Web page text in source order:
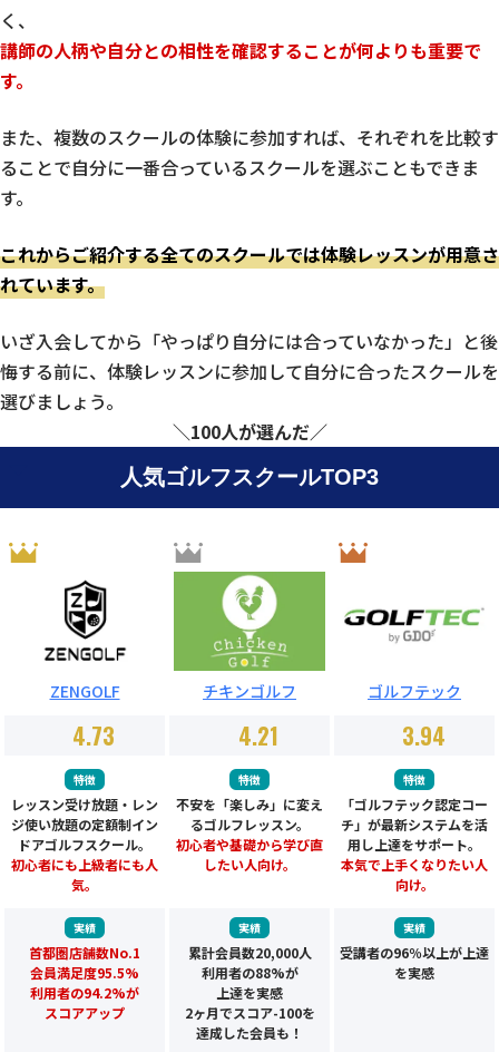
く、
講師の人柄や自分との相性を確認することが何よりも重要で
す。
また、複数のスクールの体験に参加すれば、それぞれを比較す
ることで自分に一番合っているスクールを選ぶこともできま
す。
これからご紹介する全てのスクールでは体験レッスンが用意さ
れています。
いざ入会してから「やっぱり自分には合っていなかった」と後
悔する前に、体験レッスンに参加して自分に合ったスクールを
選びましょう。
＼100人が選んだ／
人気ゴルフスクールTOP3
ZENGOLF チキンゴルフ ゴルフテック
4.73 4.21 3.94
特徴
レッスン受け放題・レン
ジ使い放題の定額制イン
ドアゴルフスクール。
初心者にも上級者にも人
気。
特徴
不安を「楽しみ」に変え
るゴルフレッスン。
初心者や基礎から学び直
したい人向け。
特徴
「ゴルフテック認定コー
チ」が最新システムを活
用し上達をサポート。
本気で上手くなりたい人
向け。
実績
首都圏店舗数No.1
会員満足度95.5%
利用者の94.2%が
スコアアップ
実績
累計会員数20,000人
利用者の88%が
上達を実感
2ヶ月でスコア-100を
達成した会員も！
実績
受講者の96％以上が上達
を実感